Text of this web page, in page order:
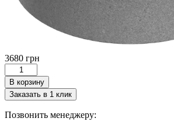
3680 грн
Количество
товара
КС20.6
В корзину
Заказать в 1 клик
Позвонить менеджеру: